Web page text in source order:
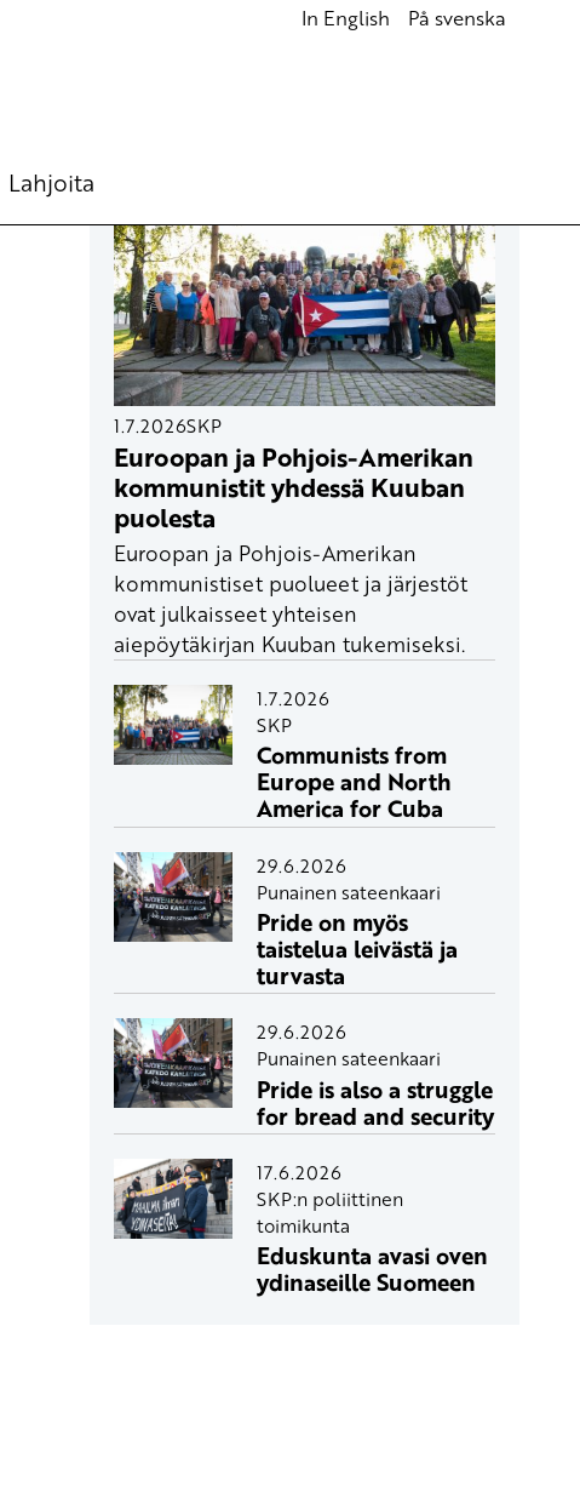
In English På svenska
Lahjoita
1.7.2026SKP
Euroopan ja Pohjois-Amerikan
kommunistit yhdessä Kuuban
puolesta
Euroopan ja Pohjois-Amerikan
kommunistiset puolueet ja järjestöt
ovat julkaisseet yhteisen
aiepöytäkirjan Kuuban tukemiseksi.
1.7.2026
SKP
Communists from
Europe and North
America for Cuba
29.6.2026
Punainen sateenkaari
Pride on myös
taistelua leivästä ja
turvasta
29.6.2026
Punainen sateenkaari
Pride is also a struggle
for bread and security
17.6.2026
SKP:n poliittinen
toimikunta
Eduskunta avasi oven
ydinaseille Suomeen